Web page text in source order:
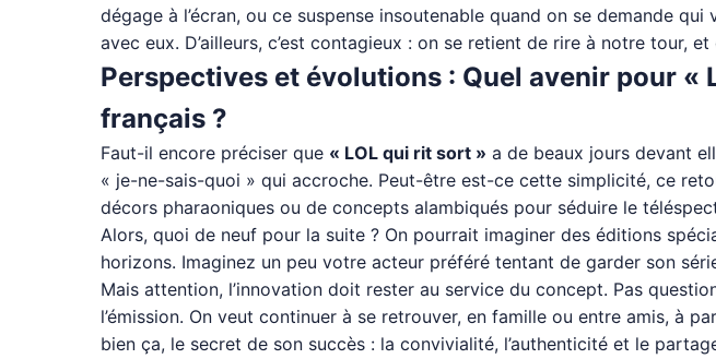
dégage à l’écran, ou ce suspense insoutenable quand on se demande qui
avec eux. D’ailleurs, c’est contagieux : on se retient de rire à notre tour,
Perspectives et évolutions : Quel avenir pour
français ?
Faut-il encore préciser que « LOL qui rit sort » a de beaux jours devant
« je-ne-sais-quoi » qui accroche. Peut-être est-ce cette simplicité, ce
décors pharaoniques ou de concepts alambiqués pour séduire le
Alors, quoi de neuf pour la suite ? On pourrait imaginer des éditions
horizons. Imaginez un peu votre acteur préféré tentant de garder son
Mais attention, l’innovation doit rester au service du concept. Pas
l’émission. On veut continuer à se retrouver, en famille ou entre amis, à
bien ça, le secret de son succès : la convivialité, l’authenticité et le